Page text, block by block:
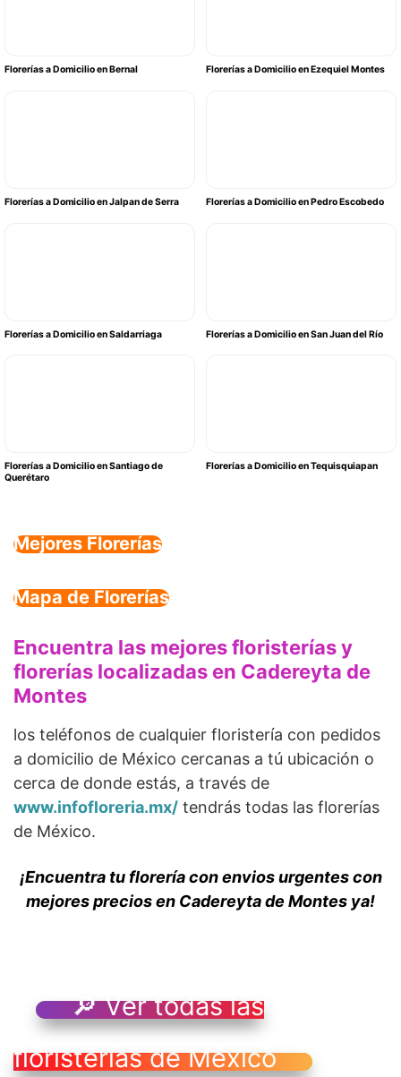
Florerías a Domicilio en Bernal Florerías a Domicilio en Ezequiel Montes
Florerías a Domicilio en Jalpan de Serra Florerías a Domicilio en Pedro Escobedo
Florerías a Domicilio en Saldarriaga Florerías a Domicilio en San Juan del Río
Florerías a Domicilio en Santiago de
Querétaro
Florerías a Domicilio en Tequisquiapan
Mejores Florerías
Mapa de Florerías
Encuentra las mejores floristerías y
florerías localizadas en Cadereyta de
Montes
los teléfonos de cualquier floristería con pedidos
a domicilio de México cercanas a tú ubicación o
cerca de donde estás, a través de
www.infofloreria.mx/ tendrás todas las florerías
de México.
¡Encuentra tu florería con envios urgentes con
mejores precios en Cadereyta de Montes ya!
🔎 Ver todas las
floristerías de México